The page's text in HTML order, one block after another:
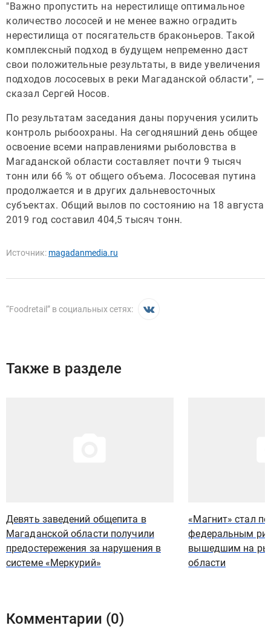
"Важно пропустить на нерестилище оптимальное
количество лососей и не менее важно оградить
нерестилища от посягательств браконьеров. Такой
комплексный подход в будущем непременно даст
свои положительные результаты, в виде увеличения
подходов лососевых в реки Магаданской области", —
сказал Сергей Носов.
По результатам заседания даны поручения усилить
контроль рыбоохраны. На сегодняшний день общее
освоение всеми направлениями рыболовства в
Магаданской области составляет почти 9 тысяч
тонн или 66 % от общего объема. Лососевая путина
продолжается и в других дальневосточных
субъектах. Общий вылов по состоянию на 18 августа
2019 год составил 404,5 тысяч тонн.
Источник: magadanmedia.ru
“Foodretail” в социальных сетях:
Также в разделе
Девять заведений общепита в
Магаданской области получили
предостережения за нарушения в
системе «Меркурий»
«Магнит» стал
федеральным
вышедшим на
области
Комментарии (0)